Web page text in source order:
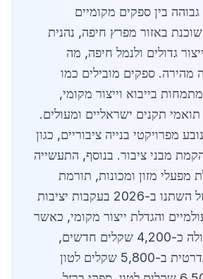
בין ספקים מקומיים
באזור מפרץ חיפה, נהנית
גדולים ולנמל חיפה, מה
ספקים מובילים כמו
בייבוא וייצור מקומי,
תקנים ישראליים ומעולים.
מפרויקטי בנייה ציבוריים, כגון
מבני ציבור. בנוסף, התעשייה
מפעלי מזון ומכונות, תורמת
לכך. מחירי הברזל השתנו ב-2026 בעקבות יציבות
והגדלת ייצור מקומי, כאשר
טון ברזל בנייה עולה כ-4,200 שקלים חדשים,
יריעת פלדה סטנדרטית ב-5,800 שקלים לטון